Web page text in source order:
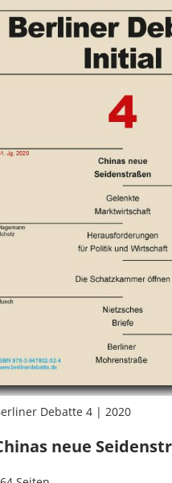
Debatte 4 | 2020
neue